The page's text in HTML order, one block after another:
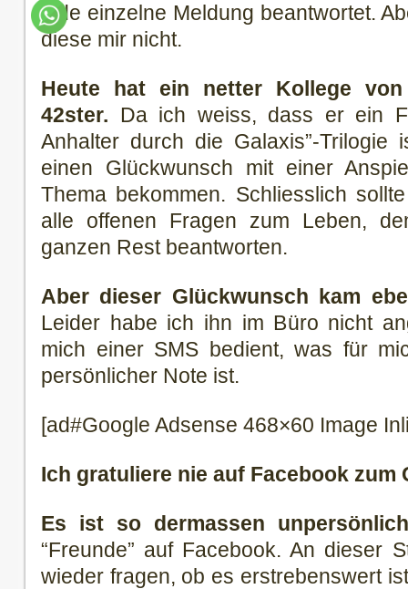
jede einzelne Meldung beantwortet.
diese mir nicht.
Heute hat ein netter Kollege
42ster. Da ich weiss, dass er ein
Anhalter durch die Galaxis”-
einen Glückwunsch mit einer
Thema bekommen. Schliesslich
alle offenen Fragen zum Leben,
ganzen Rest beantworten.
Aber dieser Glückwunsch kam
Leider habe ich ihn im Büro nicht
mich einer SMS bedient, was für
persönlicher Note ist.
[ad#Google Adsense 468×60 Image
Ich gratuliere nie auf Facebook zum
Es ist so dermassen
“Freunde” auf Facebook. An dieser
wieder fragen, ob es erstrebenswert